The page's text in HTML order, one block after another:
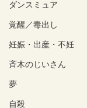
ダンスミュア
覚醒／毒出し
妊娠・出産・不妊
斉木のじいさん
夢
自殺